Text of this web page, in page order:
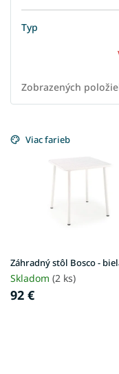
Typ
Zobrazených
ý
u
k
t
o
Viac farieb
Záhradný stôl Bosco -
Skladom (2 ks)
92 €